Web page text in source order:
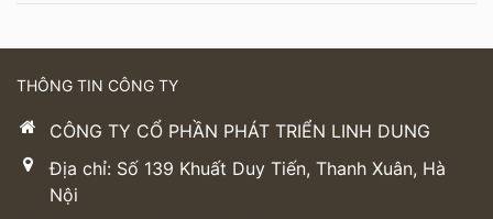
THÔNG TIN CÔNG TY
CÔNG TY CỔ PHẦN PHÁT TRIỂN LINH DUNG
Địa chỉ: Số 139 Khuất Duy Tiến, Thanh Xuân, Hà
Nội